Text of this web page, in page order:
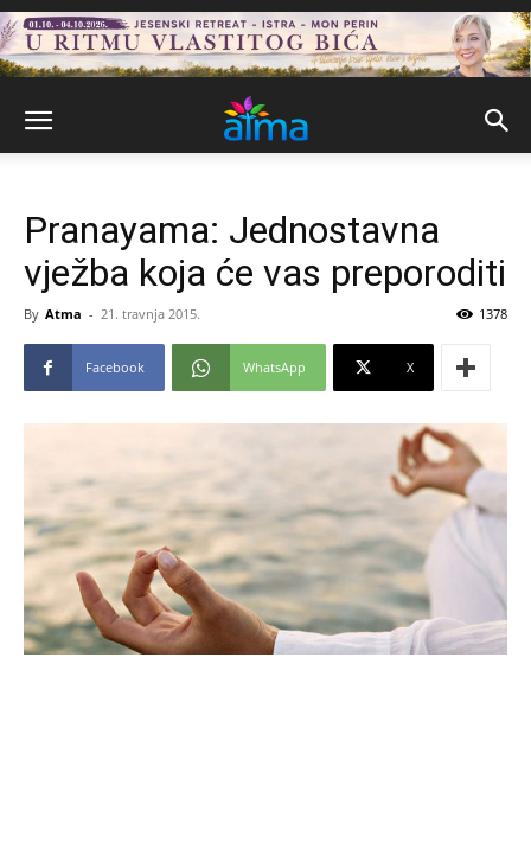
Pranayama: Jednostavna
vježba koja će vas preporoditi
By Atma - 21. travnja 2015. 1378
Facebook WhatsApp X